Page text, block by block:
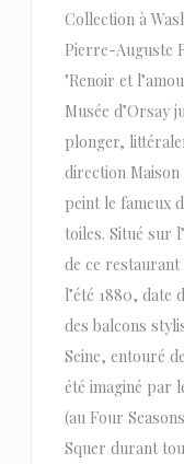
Collection à
Pierre-Auguste
"Renoir et
Musée d’Orsay
plonger,
direction Maison
peint le fameux
toiles. Situé sur
de ce restaurant
l’été 1880, date
des balcons
Seine, entouré
été imaginé par
(au Four
Squer durant